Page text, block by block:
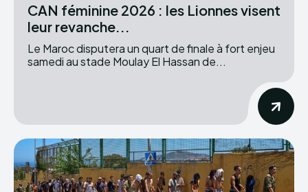
CAN féminine 2026 : les Lionnes visent
leur revanche...
Le Maroc disputera un quart de finale à fort enjeu
samedi au stade Moulay El Hassan de...